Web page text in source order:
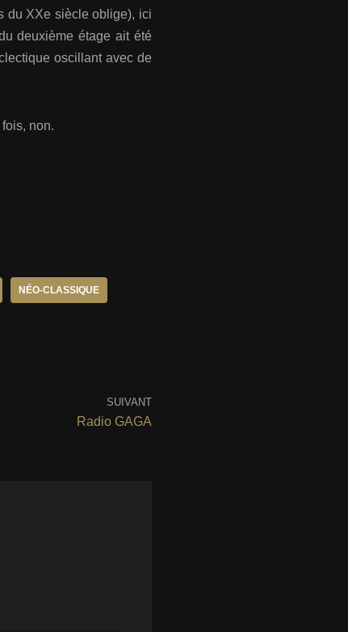
du XXe siècle oblige), ici
deuxième étage ait été
oscillant avec de
non.
NÉO-CLASSIQUE
SUIVANT
Radio GAGA